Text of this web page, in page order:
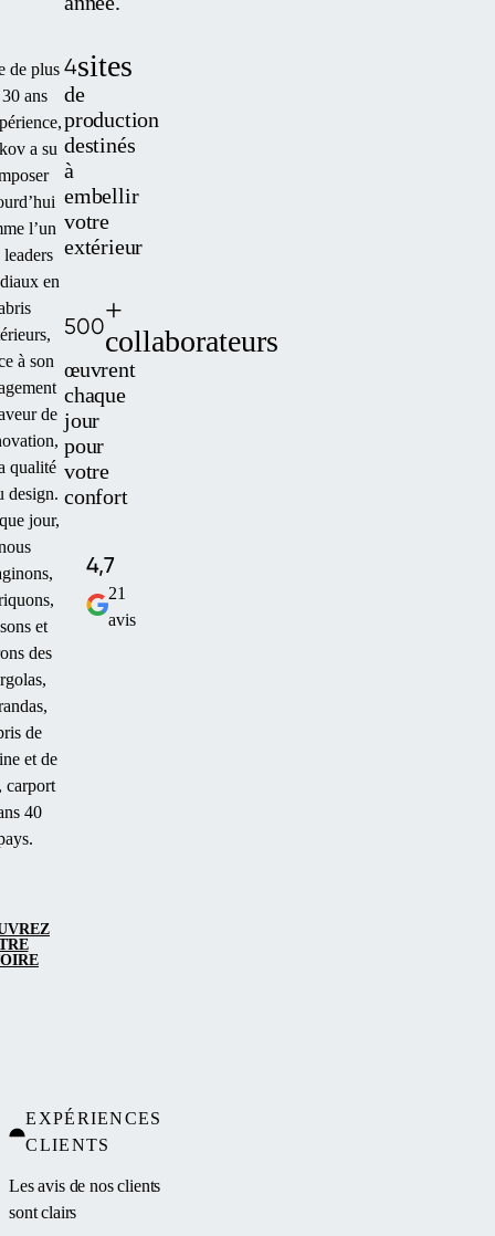
de plus
ans
a su
l’un
leaders
en
à son
de
qualité
design.
jour,
et
des
de
et de
carport
40
4sites
de
production
destinés
à
embellir
votre
extérieur
500+
collaborateurs
œuvrent
chaque
jour
pour
votre
confort
4,7
21
avis
EXPÉRIENCES
CLIENTS
Les avis de nos clients
sont clairs